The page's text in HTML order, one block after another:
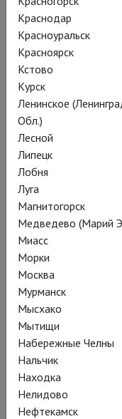
Все
отменяют
любовь и к
четыре
Краснодар
Красноуральск
Красноярск
Кстово
Курск
Ленинское
Обл.)
Лесной
Липецк
Лобня
Луга
Магнитогорск
Медведево (Марий
Миасс
Морки
Москва
Мурманск
Мысхако
Мытищи
Набережные Челны
Нальчик
Находка
Нелидово
Нефтекамск